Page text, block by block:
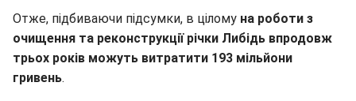
Отже, підбиваючи підсумки, в цілому на роботи з
очищення та реконструкції річки Либідь впродовж
трьох років можуть витратити 193 мільйони
гривень.